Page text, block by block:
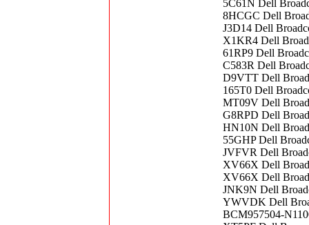
5C61N Dell
8HCGC Dell
J3D14 Dell
X1KR4 Dell
61RP9 Dell
C583R Dell
D9VTT Dell
165T0 Dell
MT09V Dell
G8RPD Dell
HN10N Dell
55GHP Dell
JVFVR Dell
XV66X Dell
XV66X Dell
JNK9N Dell
YWVDK Dell
BCM957504-